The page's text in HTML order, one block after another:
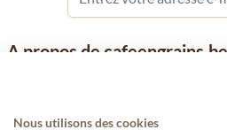
A propos de cafeengrains.be
Le grain de café fait partie de la
la vente de produits à base de
internationale, tels que le café, les
Nous utilisons des cookies